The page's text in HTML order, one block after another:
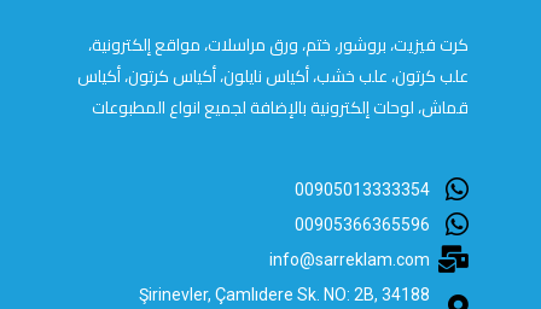
كرت فيزيت، بروشور، ختم، ورق مراسلات، مواقع إلكترونية،
علب كرتون، علب خشب، أكياس نايلون، أكياس كرتون، أكياس
قماش، لوحات إلكترونية بالإضافة لجميع انواع المطبوعات
00905013333354
00905366365596
info@sarreklam.com
Şirinevler, Çamlıdere Sk. NO: 2B, 34188